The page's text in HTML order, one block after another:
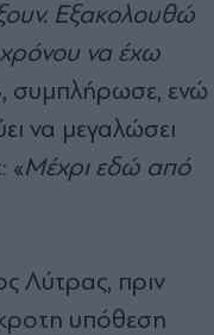
Εξακολουθώ
χρόνου να έχω
συμπλήρωσε, ενώ
να μεγαλώσει
«Μέχρι εδώ από
Λύτρας, πριν
υπόθεση